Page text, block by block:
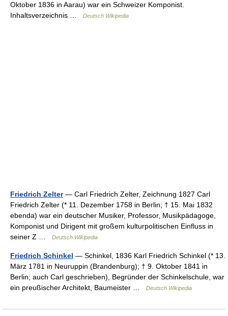
Oktober 1836 in Aarau) war ein Schweizer Komponist.
Inhaltsverzeichnis …
Deutsch Wikipedia
Friedrich Zelter— Carl Friedrich Zelter, Zeichnung 1827 Carl
Friedrich Zelter (* 11. Dezember 1758 in Berlin; † 15. Mai 1832
ebenda) war ein deutscher Musiker, Professor, Musikpädagoge,
Komponist und Dirigent mit großem kulturpolitischen Einfluss in
seiner Z …
Deutsch Wikipedia
Friedrich Schinkel — Schinkel, 1836 Karl Friedrich Schinkel (* 13.
März 1781 in Neuruppin (Brandenburg); † 9. Oktober 1841 in
Berlin; auch Carl geschrieben), Begründer der Schinkelschule, war
ein preußischer Architekt, Baumeister …
Deutsch Wikipedia